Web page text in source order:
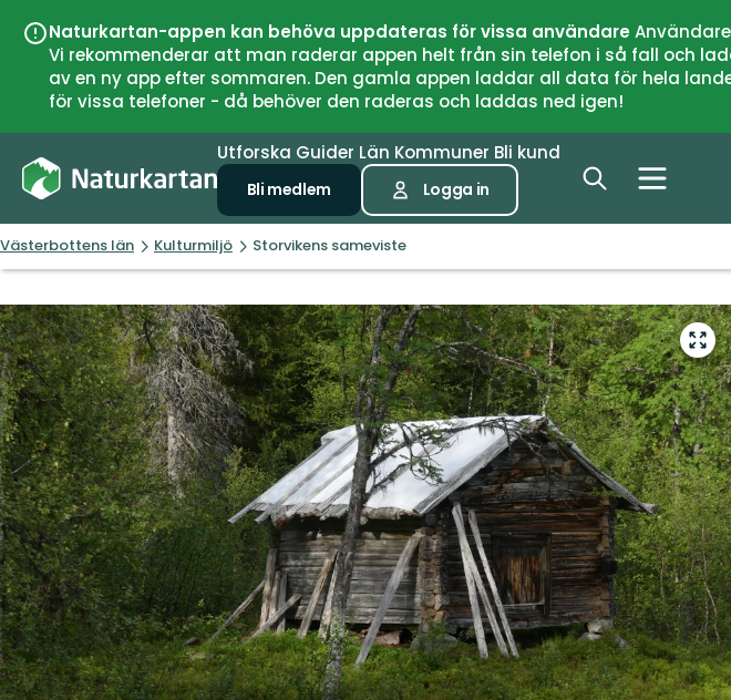
Naturkartan-appen kan behöva uppdateras för vissa användare
Vi rekommenderar att man raderar appen helt från sin telefon i så fall och
av en ny app efter sommaren. Den gamla appen laddar all data för hela
för vissa telefoner - då behöver den raderas och laddas ned igen!
Utforska Guider Län Kommuner Bli kund
Bli medlem Logga in
Västerbottens län Kulturmiljö Storvikens sameviste
Gå
till